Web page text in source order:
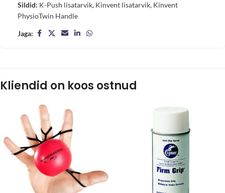
Sildid: K-Push lisatarvik, Kinvent lisatarvik, Kinvent
PhysioTwin Handle
Jaga:
Kliendid on koos ostnud